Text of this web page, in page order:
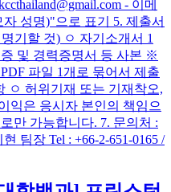
- 이메
성명)"으로 표기 5. 제출서
기할 것) ㅇ 자기소개서 1
및 경력증명서 등 사본 ※
파일 1개로 묶어서 제출
ㅇ 허위기재 또는 기재착오,
익은 응시자 본인의 책임으
만 가능합니다. 7. 문의처 :
팀장 Tel : +66-2-651-0165 /